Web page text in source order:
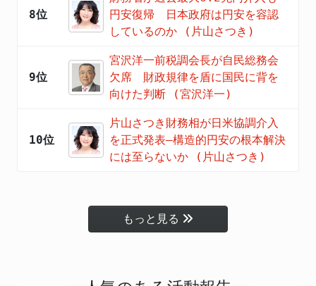
8位
円安復帰 日本政府は円安を容認
しているのか (片山さつき)
9位
宮沢洋一前税調会長が自民総務会
欠席 財政規律を盾に国民に背を
向けた判断 (宮沢洋一)
10位
片山さつき財務相が日米協調介入
を正式発表―構造的円安の根本解決
には至らないか (片山さつき)
もっと見る